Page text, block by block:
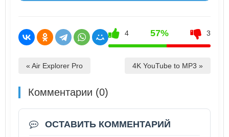
4 57% 3
« Air Explorer Pro 4K YouTube to MP3 »
Комментарии (0)
ОСТАВИТЬ КОММЕНТАРИЙ